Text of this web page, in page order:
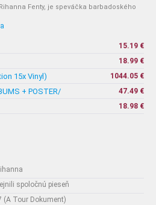
Fenty, je speváčka barbadoského
15.19 €
18.99 €
15x Vinyl) 1044.05 €
+ POSTER/ 47.49 €
18.98 €
spoločnú pieseň
(A Tour Dokument)